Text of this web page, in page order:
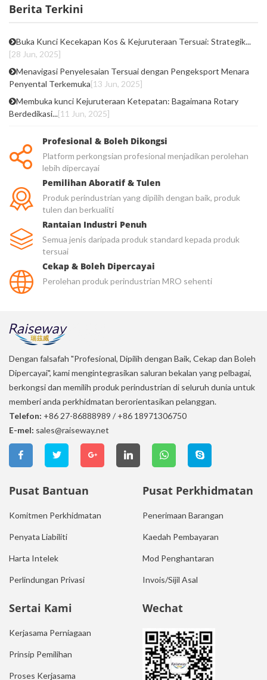
Berita Terkini
Buka Kunci Kecekapan Kos & Kejuruteraan Tersuai: Strategik...
[28 Jun, 2025]
Menavigasi Penyelesaian Tersuai dengan Pengeksport Menara
Penyental Terkemuka[13 Jun, 2025]
Membuka kunci Kejuruteraan Ketepatan: Bagaimana Rotary
Berdedikasi...[11 Jun, 2025]
Profesional & Boleh Dikongsi
Platform perkongsian profesional menjadikan perolehan
lebih dipercayai
Pemilihan Aboratif & Tulen
Produk perindustrian yang dipilih dengan baik, produk
tulen dan berkualiti
Rantaian Industri Penuh
Semua jenis daripada produk standard kepada produk
tersuai
Cekap & Boleh Dipercayai
Perolehan produk perindustrian MRO sehenti
Dengan falsafah "Profesional, Dipilih dengan Baik, Cekap dan Boleh
Dipercayai", kami mengintegrasikan saluran bekalan yang pelbagai,
berkongsi dan memilih produk perindustrian di seluruh dunia untuk
memberi anda perkhidmatan berorientasikan pelanggan.
Telefon: +86 27-86888989 / +86 18971306750
E-mel: sales@raiseway.net
Pusat Bantuan
Komitmen Perkhidmatan
Penyata Liabiliti
Harta Intelek
Perlindungan Privasi
Pusat Perkhidmatan
Penerimaan Barangan
Kaedah Pembayaran
Mod Penghantaran
Invois/Sijil Asal
Sertai Kami
Kerjasama Perniagaan
Prinsip Pemilihan
Proses Kerjasama
Wechat